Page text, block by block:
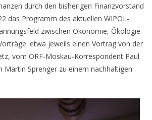
durch den bisherigen Finanzvorstand
das Programm des aktuellen WIPOL-
zwischen Ökonomie, Ökologie
etwa jeweils einen Vortrag von der
vom ORF-Moskau-Korrespondent Paul
Martin Sprenger zu einem nachhaltigen